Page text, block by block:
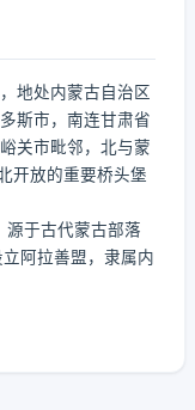
地处内蒙古自治区
斯市，南连甘肃省
关市毗邻，北与蒙
开放的重要桥头堡
源于古代蒙古部落
阿拉善盟，隶属内